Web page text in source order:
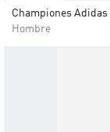
Championes Adidas
Hombre